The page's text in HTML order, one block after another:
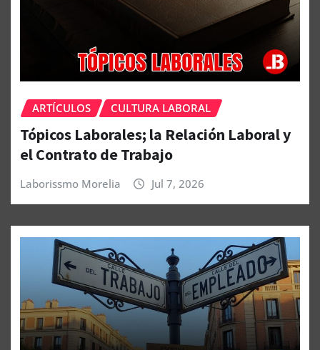
ARTÍCULOS CULTURA LABORAL
Tópicos Laborales; la Relación Laboral y
el Contrato de Trabajo
Laborissmo Morelia Jul 7, 2026